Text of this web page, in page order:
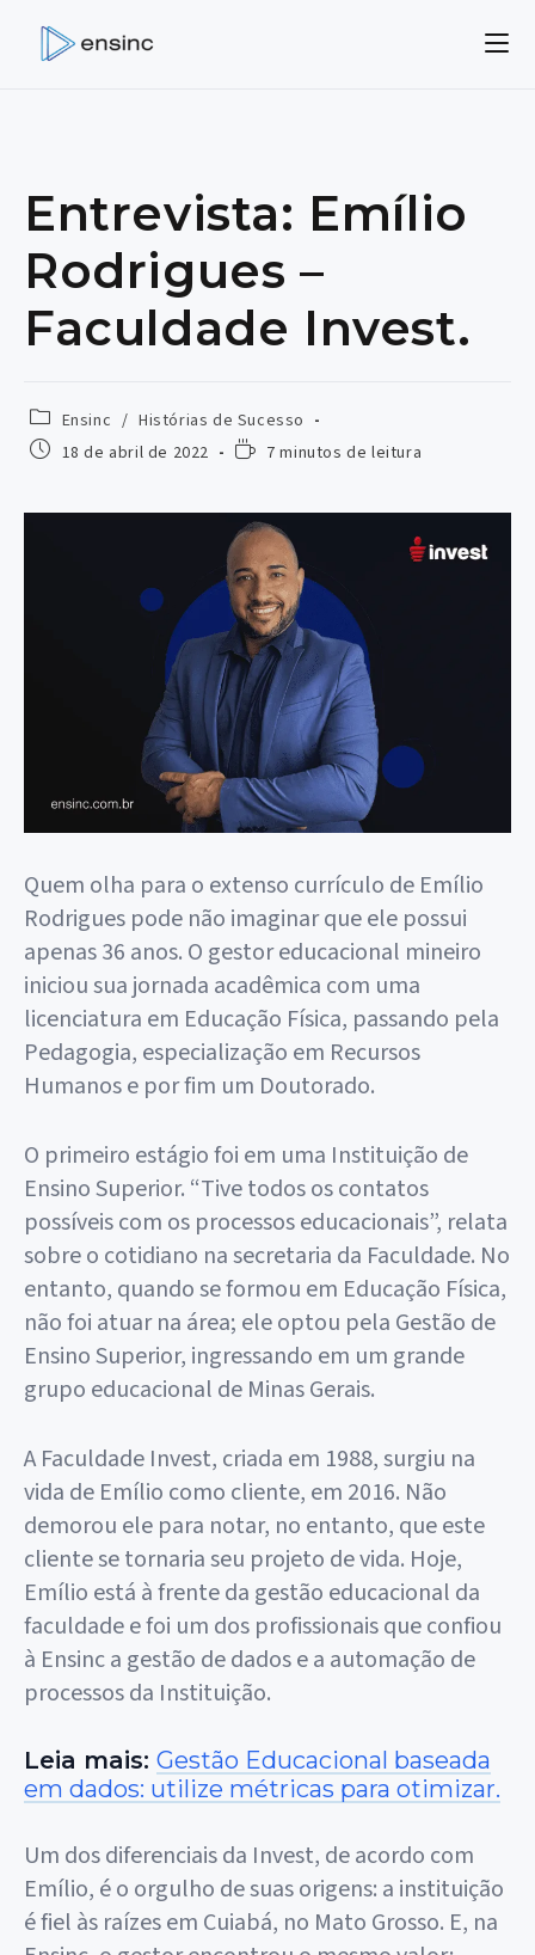
Entrevista: Emílio
Rodrigues –
Faculdade Invest.
Categoria
do
post:
Ensinc / Histórias de Sucesso
Post18 de abril de 2022
Tempo7 minutos de leitura
Quem olha para o extenso currículo de Emílio
Rodrigues pode não imaginar que ele possui
apenas 36 anos. O gestor educacional mineiro
iniciou sua jornada acadêmica com uma
licenciatura em Educação Física, passando pela
Pedagogia, especialização em Recursos
Humanos e por fim um Doutorado.
O primeiro estágio foi em uma Instituição de
Ensino Superior. “Tive todos os contatos
possíveis com os processos educacionais”, relata
sobre o cotidiano na secretaria da Faculdade. No
entanto, quando se formou em Educação Física,
não foi atuar na área; ele optou pela Gestão de
Ensino Superior, ingressando em um grande
grupo educacional de Minas Gerais.
A Faculdade Invest, criada em 1988, surgiu na
vida de Emílio como cliente, em 2016. Não
demorou ele para notar, no entanto, que este
cliente se tornaria seu projeto de vida. Hoje,
Emílio está à frente da gestão educacional da
faculdade e foi um dos profissionais que confiou
à Ensinc a gestão de dados e a automação de
processos da Instituição.
Leia mais: Gestão Educacional baseada
em dados: utilize métricas para otimizar.
Um dos diferenciais da Invest, de acordo com
Emílio, é o orgulho de suas origens: a instituição
é fiel às raízes em Cuiabá, no Mato Grosso. E, na